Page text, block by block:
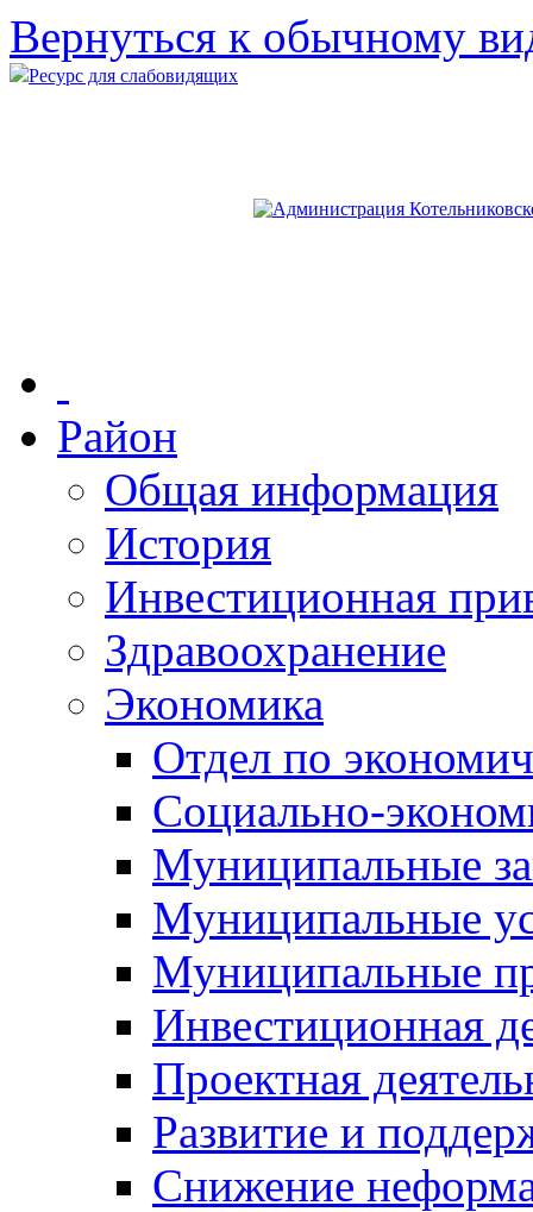
Вернуться к обычному
Ресурс для слабовидящих
Район
Общая информация
История
Инвестиционная
Здравоохранение
Экономика
Отдел по
Социально-
Муниципальные
Муниципальные
Муниципальные
Инвестиционная
Проектная
Развитие и
Снижение